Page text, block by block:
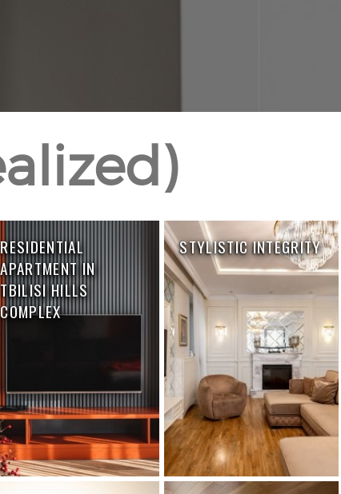
RESIDENTIAL
APARTMENT IN
TBILISI HILLS
COMPLEX
STYLISTIC INTEGRITY